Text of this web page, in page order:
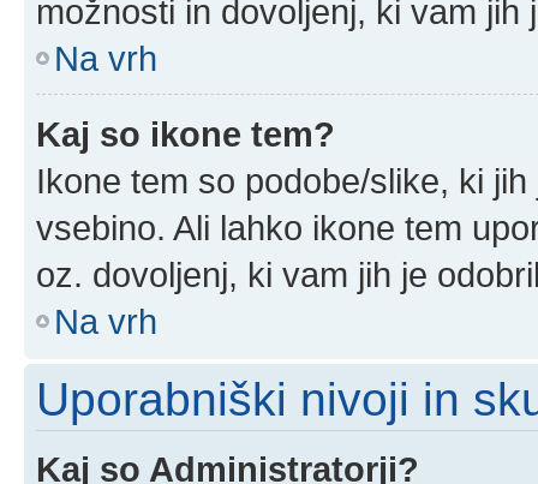
možnosti in dovoljenj, ki vam
Na vrh
Kaj so ikone tem?
Ikone tem so podobe/slike, ki
vsebino. Ali lahko ikone tem
oz. dovoljenj, ki vam jih je
Na vrh
Uporabniški nivoji in
Kaj so Administratorji?